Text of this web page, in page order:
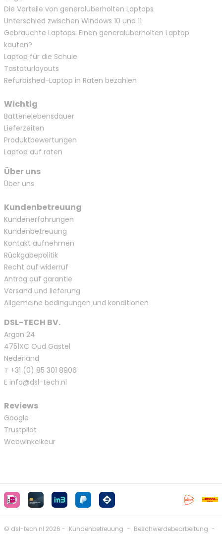
Die Vorteile von generalüberholten Laptops
Unterschied zwischen Windows 10 und 11
Gebrauchte Laptops: Einen generalüberholten Laptop
kaufen?
Laptop für die Schule
Tastaturlayouts
Refurbished-Laptop in Raten bezahlen
Wichtig
Batterielebensdauer
Lieferzeiten
Produktbewertungen
Laptop auf raten
Über uns
Über uns
Kundenbetreuung
Kundenerfahrungen
Kundenbetreuung
Kontakt aufnehmen
Rückgabepolitik
Recht auf widerruf
Antrag auf garantie
Versand und lieferung
Allgemeine bedingungen und konditionen
DSL-TECH BV.
Argon 24
4751XC Oud Gastel
Nederland
T +31 (0) 85 301 8906
E info@dsl-tech.nl
Reviews
Google
Trustpilot
Webwinkelkeur
© dsl-tech.nl 2026 - Kundenbetreuung - Beschwerdebearbeitung -